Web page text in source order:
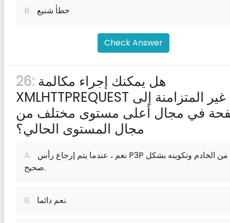
B. خطأ شنيع
Check Answer
26:
XMLHTTPREQUEST غير المتزامنة إلى
في مجال أعلى مستوى مختلف من
مجال المستوى الحالي؟
A.
صحيح.
B. نعم دائما.